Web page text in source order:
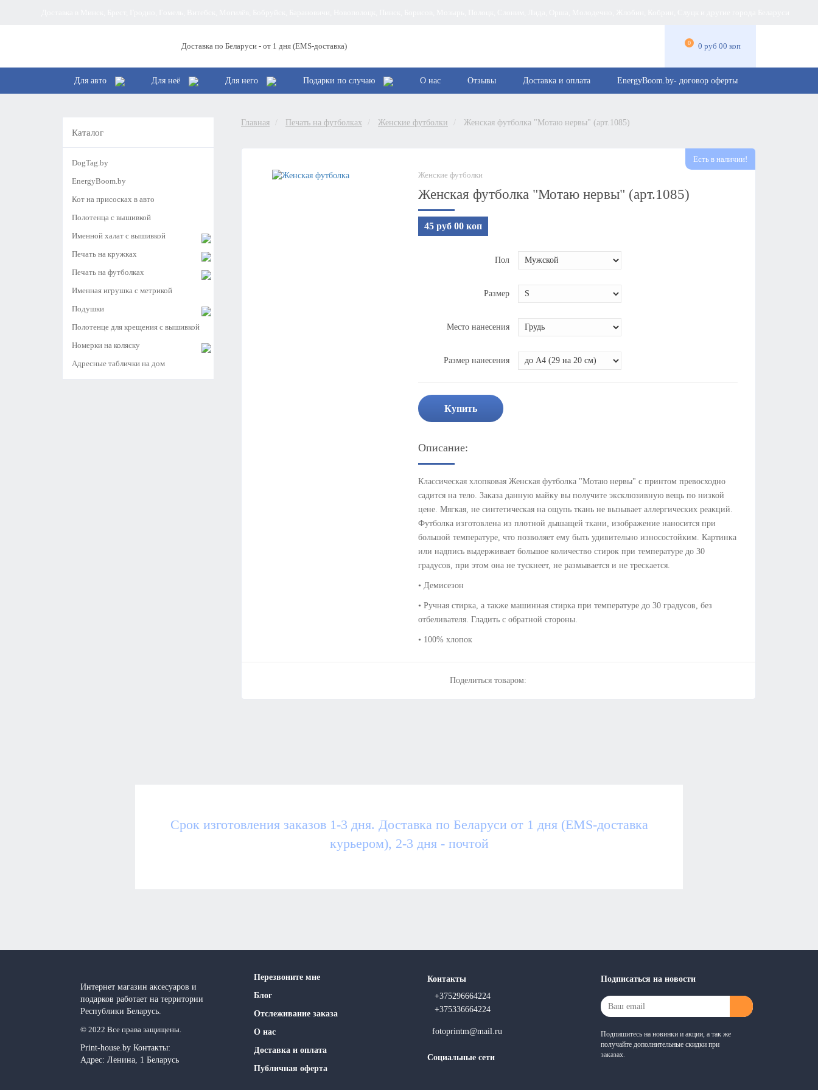
Доставка по Беларуси - от 1 дня (EMS-доставка) 0 0 руб 00 коп
Для авто Для неё Для него Подарки по случаю О нас Отзывы Доставка и оплата EnergyBoom.by- договор оферты
Каталог
DogTag.by
EnergyBoom.by
Кот на присосках в авто
Полотенца с вышивкой
Именной халат с вышивкой
Печать на кружках
Печать на футболках
Именная игрушка с метрикой
Подушки
Полотенце для крещения с вышивкой
Номерки на коляску
Адресные таблички на дом
Главная Печать на футболках Женские футболки Женская футболка "Мотаю нервы" (арт.1085)
Есть в наличии!
Женские футболки
Женская футболка "Мотаю нервы" (арт.1085)
45 руб 00 коп
Пол
Размер
Место нанесения
Размер нанесения
Купить
Описание:
Классическая хлопковая Женская футболка "Мотаю нервы" с принтом превосходно
садится на тело. Заказа данную майку вы получите эксклюзивную вещь по низкой
цене. Мягкая, не синтетическая на ощупь ткань не вызывает аллергических реакций.
Футболка изготовлена из плотной дышащей ткани, изображение наносится при
большой температуре, что позволяет ему быть удивительно износостойким. Картинка
или надпись выдерживает большое количество стирок при температуре до 30
градусов, при этом она не тускнеет, не размывается и не трескается.
• Демисезон
• Ручная стирка, а также машинная стирка при температуре до 30 градусов, без
отбеливателя. Гладить с обратной стороны.
• 100% хлопок
Поделиться товаром:
Срок изготовления заказов 1-3 дня. Доставка по Беларуси от 1 дня (EMS-доставка
курьером), 2-3 дня - почтой
Интернет магазин аксесуаров и
подарков работает на территории
Реcпублики Беларусь.
© 2022 Все права защищены.
Print-house.by Контакты:
Адрес: Ленина, 1 Беларусь
Перезвоните мне
Блог
Отслеживание заказа
О нас
Доставка и оплата
Публичная оферта
Контакты
+375296664224
+375336664224
fotoprintm@mail.ru
Социальные сети
Подписаться на новости
Подпишитесь на новинки и акции, а так же
получайте дополнительные скидки при
заказах.